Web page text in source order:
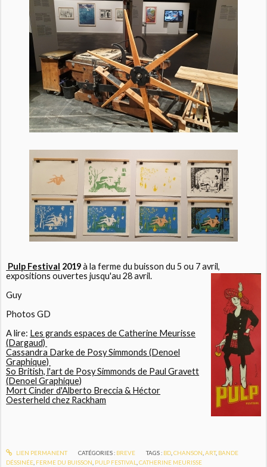
Pulp Festival 2019à la ferme du buisson du 5 ou 7 avril,
expositions ouvertes jusqu'au 28 avril.
Guy
Photos GD
A lire: Les grands espaces de Catherine Meurisse
(Dargaud)
Cassandra Darke de Posy Simmonds (Denoel
Graphique)
So British, l'art de Posy Simmonds de Paul Gravett
(Denoel Graphique)
Mort Cinder d'Alberto Breccia & Héctor
Oesterheld chez Rackham
LIEN PERMANENT CATÉGORIES : BREVE TAGS : BD ,CHANSON ,ART, BANDE
DÉSSINÉE FERME DU BUISSON PULP FESTIVAL ,CATHERINE MEURISSE